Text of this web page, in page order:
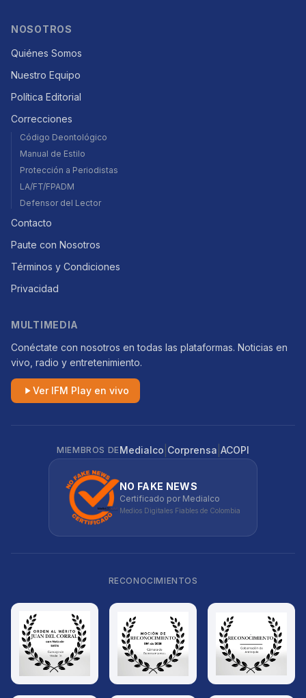
NOSOTROS
Quiénes Somos
Nuestro Equipo
Política Editorial
Correcciones
Código Deontológico
Manual de Estilo
Protección a Periodistas
LA/FT/FPADM
Defensor del Lector
Contacto
Paute con Nosotros
Términos y Condiciones
Privacidad
MULTIMEDIA
Conéctate con nosotros en todas las plataformas. Noticias en
vivo, radio y entretenimiento.
Ver IFM Play en vivo
MIEMBROS DEMedialco Corprensa ACOPI
NO FAKE NEWS
Certificado por Medialco
Medios Digitales Fiables de Colombia
RECONOCIMIENTOS